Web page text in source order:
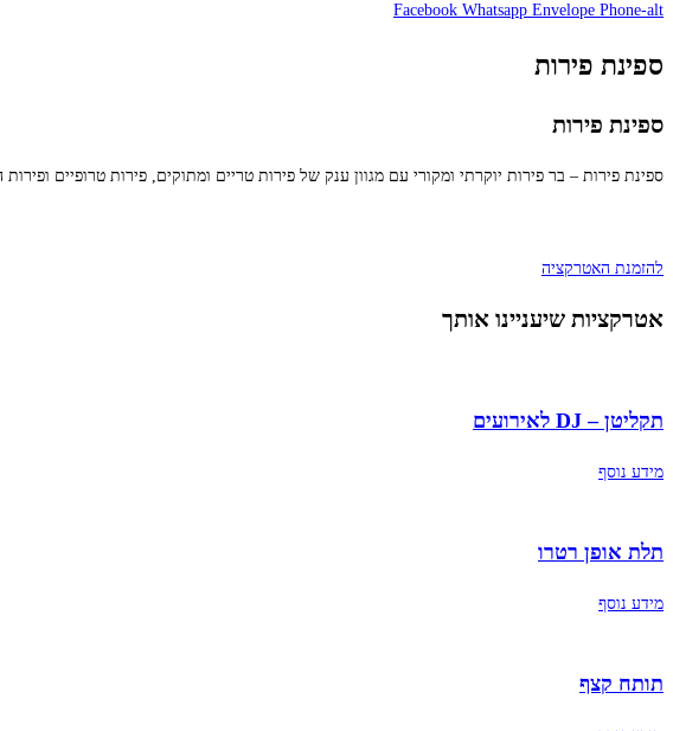
Facebook Whatsapp Envelope Phone-alt
ספינת פירות
ספינת פירות
ספינת פירות – בר פירות יוקרתי ומקורי עם מגוון ענק של פירות טריים ומתוקים, פירות טרופיים
להזמנת האטרקציה
אטרקציות שיעניינו אותך
תקליטן – DJ לאירועים
מידע נוסף
תלת אופן רטרו
מידע נוסף
תותח קצף